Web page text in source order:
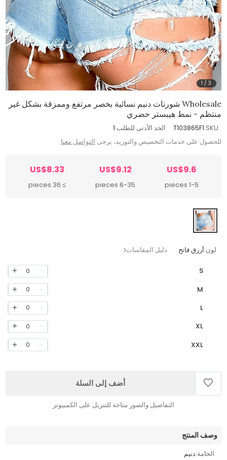
1 /3
Wholesale شورتات دنيم نسائية بخصر مرتفع وممزقة بشكل غير
منتظم - نمط هيبستر حضري
SKU:
T103865F1 الحد الأدنى للطلب:1
للحصول على خدمات التخصيص والتوريد، يرجى التواصل معنا
US$9.6
1-5 pieces
US$9.12
6-35 pieces
US$8.33
≥ 36 pieces
لون:أزرق فاتح دليل المقاسات
S
0
M
0
L
0
XL
0
XXL
0
أضف إلى السلة
التفاصيل والصور متاحة للتنزيل على الكمبيوتر
وصف المنتج
الخامة:دنيم